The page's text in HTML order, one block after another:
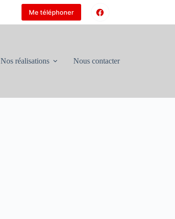
Me téléphoner
Nos réalisations Nous contacter